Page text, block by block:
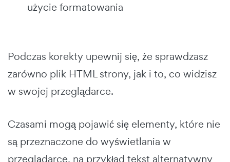
użycie formatowania
Podczas korekty upewnij się, że sprawdzasz
zarówno plik HTML strony, jak i to, co widzisz
w swojej przeglądarce.
Czasami mogą pojawić się elementy, które nie
są przeznaczone do wyświetlania w
przeglądarce, na przykład tekst alternatywny